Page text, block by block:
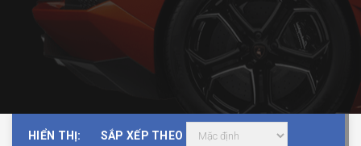
HIỂN THỊ: SẮP XẾP THEO